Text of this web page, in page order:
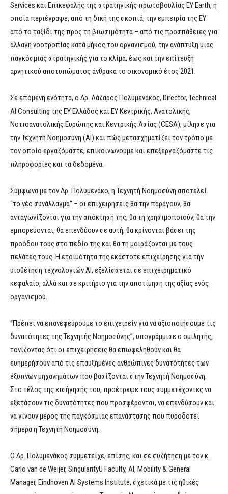
Services και Επικεφαλής της στρατηγικής πρωτοβουλίας EY Earth, η
οποία περιέγραψε, από τη δική της σκοπιά, την εμπειρία της EY
από το ταξίδι της προς τη βιωσιμότητα – από τις προσπάθειες για
αλλαγή νοοτροπίας κατά μήκος του οργανισμού, την ανάπτυξη μιας
παγκόσμιας στρατηγικής για το κλίμα, έως και την επίτευξη
αρνητικού αποτυπώματος άνθρακα το οικονομικό έτος 2021.
Σε επόμενη ενότητα, ο Δρ. Λάζαρος Πολυμενάκος, Director, Technical
AI Consulting της ΕΥ Ελλάδος και EY Κεντρικής, Ανατολικής,
Νοτιοανατολικής Ευρώπης και Κεντρικής Ασίας (CESA), μίλησε για
την Τεχνητή Νοημοσύνη (AI) και πώς μετασχηματίζει τον τρόπο με
τον οποίο εργαζόμαστε, επικοινωνούμε και επεξεργαζόμαστε τις
πληροφορίες και τα δεδομένα.
Σύμφωνα με τον Δρ. Πολυμενάκο, η Τεχνητή Νοημοσύνη αποτελεί
“το νέο συνάλλαγμα” – οι επιχειρήσεις θα την παράγουν, θα
ανταγωνίζονται για την απόκτησή της, θα τη χρησιμοποιούν, θα την
εμπορεύονται, θα επενδύουν σε αυτή, θα κρίνονται βάσει της
προόδου τους στο πεδίο της και θα τη μοιράζονται με τους
πελάτες τους. Η ετοιμότητα της εκάστοτε επιχείρησης για την
υιοθέτηση τεχνολογιών ΑΙ, εξελίσσεται σε επιχειρηματικό
κεφαλαίο, αλλά και σε κριτήριο για την αποτίμηση της αξίας ενός
οργανισμού.
“Πρέπει να επανεφεύρουμε το επιχειρείν για να αξιοποιήσουμε τις
δυνατότητες της Τεχνητής Νοημοσύνης”, υπογράμμισε ο ομιλητής,
τονίζοντας ότι οι επιχειρήσεις θα επωφεληθούν και θα
ευημερήσουν από τις επαυξημένες ανθρώπινες δυνατότητες των
έξυπνων μηχανημάτων που βασίζονται στην Τεχνητή Νοημοσύνη.
Στο τέλος της εισήγησής του, προέτρεψε τους συμμετέχοντες να
εξετάσουν τις δυνατότητες που προσφέρονται, να επενδύσουν και
να γίνουν μέρος της παγκόσμιας επανάστασης που πυροδοτεί
σήμερα η Τεχνητή Νοημοσύνη.
Ο Δρ. Πολυμενάκος συμμετείχε, επίσης, και σε συζήτηση με τον κ.
Carlo van de Weijer, SingularityU Faculty, AI, Mobility & General
Manager, Eindhoven AI Systems Institute, σχετικά με τις ηθικές